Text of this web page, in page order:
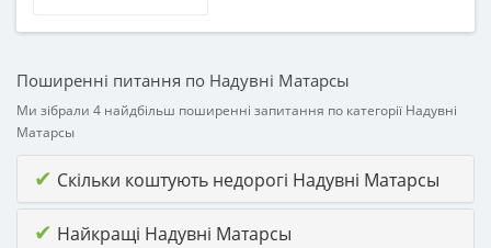
Поширенні питання по Надувні Матарсы
Ми зібрали 4 найдбільш поширенні запитання по категорії Надувні
Матарсы
✔ Скільки коштують недорогі Надувні Матарсы
✔ Найкращі Надувні Матарсы